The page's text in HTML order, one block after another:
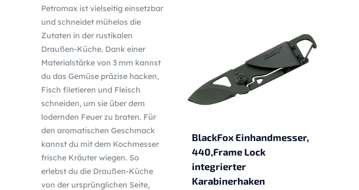
Petromax ist vielseitig einsetzbar
und schneidet mühelos die
Zutaten in der rustikalen
Draußen-Küche. Dank einer
Materialstärke von 3 mm kannst
du das Gemüse präzise hacken,
Fisch filetieren und Fleisch
schneiden, um sie über dem
lodernden Feuer zu braten. Für
den aromatischen Geschmack
kannst du mit dem Kochmesser
frische Kräuter wiegen. So
erlebst du die Draußen-Küche
von der ursprünglichen Seite,
BlackFox Einhandmesser,
440,Frame Lock
integrierter
Karabinerhaken